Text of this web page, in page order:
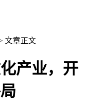
文章正文
产业，开